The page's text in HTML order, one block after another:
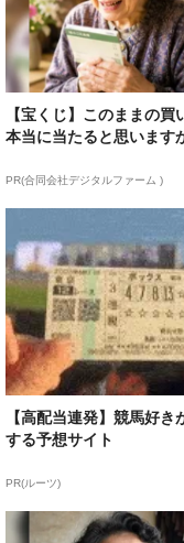
【宝くじ】このままの買
本当に当たると思います
PR(合同会社デジタルファーム )
【高配当連発】競馬好き
する予想サイト
PR(ルーツ)